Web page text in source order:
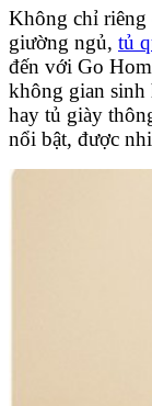
Không chỉ riêng
giường ngủ, tủ
đến với Go
không gian sinh
hay tủ giày
nổi bật, được